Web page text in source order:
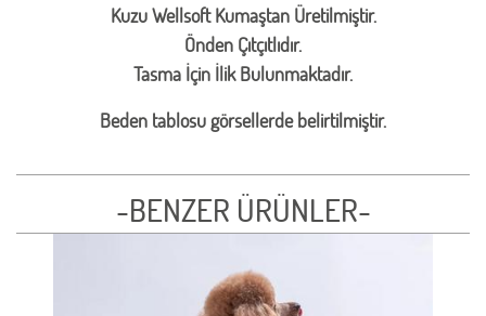
Kuzu Wellsoft Kumaştan Üretilmiştir.
Önden Çıtçıtlıdır.
Tasma İçin İlik Bulunmaktadır.
Beden tablosu görsellerde belirtilmiştir.
-BENZER ÜRÜNLER-